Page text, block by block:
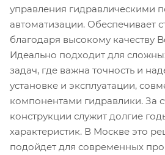
управления гидравлическими
автоматизации. Обеспечивает
благодаря высокому качеству
Идеально подходит для
задач, где важна точность и
установке и эксплуатации,
компонентами гидравлики. За
конструкции служит долгие
характеристик. В Москве это
подойдет для современных